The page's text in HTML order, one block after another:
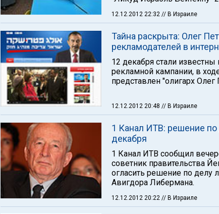
12.12.2012 22:32 // В Израиле
Тайна раскрыта: Олег
рекламодателей в
12 декабря стали
рекламной кампании, в
представлен "олигарх Олег
12.12.2012 20:48 // В Израиле
1 Канал ИТВ: решение по
декабря
1 Канал ИТВ сообщил
советник правительства
огласить решение по делу
Авигдора Либермана.
12.12.2012 20:22 // В Израиле